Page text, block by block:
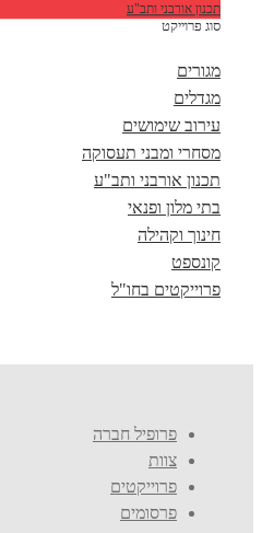
תכנון אורבני ותב"ע
סוג פרוייקט
מגורים
מגדלים
עירוב שימושים
מסחרי ומבני תעסוקה
תכנון אורבני ותב"ע
בתי מלון ופנאי
חינוך וקהילה
קונספט
פרוייקטים בחו"ל
פרופיל חברה
צוות
פרוייקטים
פרסומים